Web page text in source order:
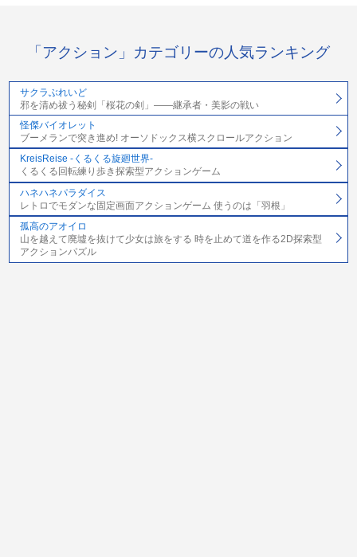
「アクション」カテゴリーの人気ランキング
サクラぶれいど
邪を清め祓う秘剣「桜花の剣」――継承者・美影の戦い
怪傑バイオレット
ブーメランで突き進め! オーソドックス横スクロールアクション
KreisReise -くるくる旋廻世界-
くるくる回転練り歩き探索型アクションゲーム
ハネハネパラダイス
レトロでモダンな固定画面アクションゲーム 使うのは「羽根」
孤高のアオイロ
山を越えて廃墟を抜けて少女は旅をする 時を止めて道を作る2D探索型
アクションパズル